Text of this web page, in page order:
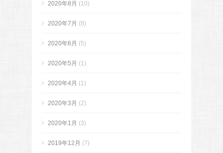
2020年8月 (10)
2020年7月 (8)
2020年6月 (5)
2020年5月 (1)
2020年4月 (1)
2020年3月 (2)
2020年1月 (3)
2019年12月 (7)